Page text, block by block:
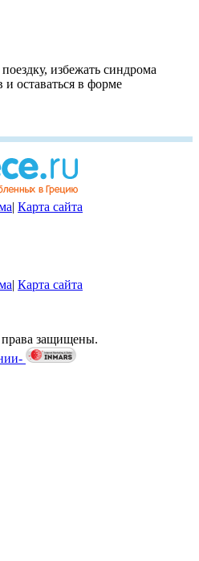
избежать синдрома
оставаться в форме
| Карта сайта
| Карта сайта
защищены.